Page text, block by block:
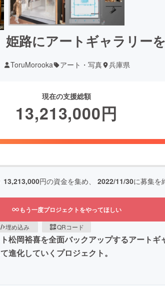
姫路にアートギャラリー
ToruMorooka アート・写真 兵庫県
現在の支援総額
13,213,000円
13,213,000円の資金を集め、 2022/11/30に募集を
もう一度プロジェクトをやってほしい
埋め込み QRコード
松岡裕喜を全面バックアップするアート
進化していくプロジェクト。